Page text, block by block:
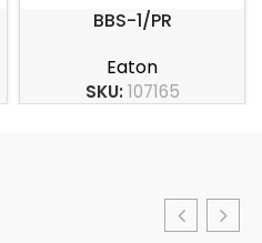
BBS-1/PR
Eaton
SKU:107165